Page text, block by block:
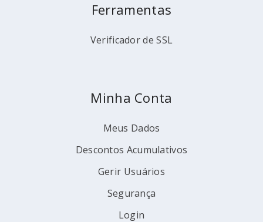
Ferramentas
Verificador de SSL
Minha Conta
Meus Dados
Descontos Acumulativos
Gerir Usuários
Segurança
Login